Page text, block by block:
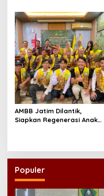
AMBB Jatim Dilantik,
Siapkan Regenerasi Anak
Populer